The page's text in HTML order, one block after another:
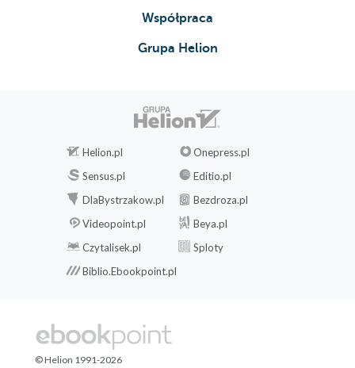
Współpraca
Grupa Helion
Helion.pl
Onepress.pl
Sensus.pl
Editio.pl
DlaBystrzakow.pl
Bezdroza.pl
Videopoint.pl
Beya.pl
Czytalisek.pl
Sploty
Biblio.Ebookpoint.pl
© Helion 1991-2026